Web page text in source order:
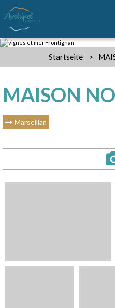
Startseite >
MAISON
Marseillan